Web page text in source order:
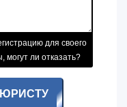
для своего
могут ли отказать?